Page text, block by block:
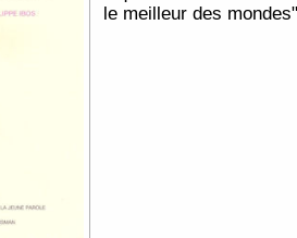
le meilleur des